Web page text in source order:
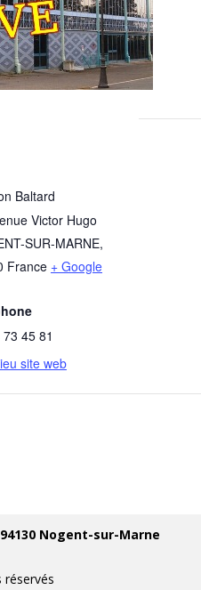
Baltard
Victor Hugo
SUR-MARNE,
France + Google
45 81
site web
Nogent-sur-Marne